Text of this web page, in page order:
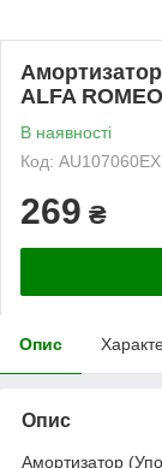
ALFA
В наявності
Код: AU107060EX
269 ₴
Опис
Опис
Амортизатор